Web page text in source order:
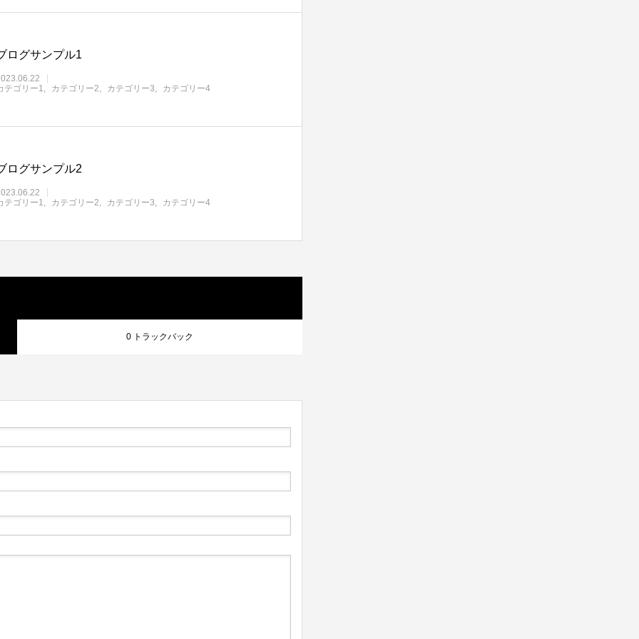
ログサンプル1
テゴリー1
カテゴリー2 カテゴリー3 カテゴリー4
ログサンプル2
テゴリー1
カテゴリー2 カテゴリー3 カテゴリー4
0 トラックバック